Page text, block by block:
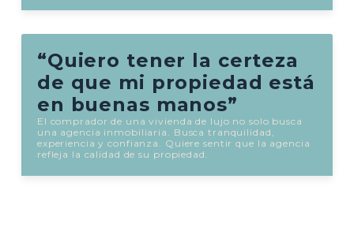
“Quiero tener la certeza
de que mi propiedad está
en buenas manos”
El comprador de una vivienda de lujo no solo busca
una agencia inmobiliaria. Busca tranquilidad,
experiencia y confianza. Quiere sentir que la agencia
refleja la calidad de su propiedad.